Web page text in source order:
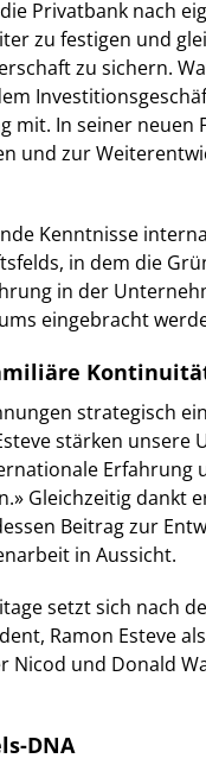
Privatbank nach
zu festigen und
zu sichern.
mit. In seiner neuen
und zur
Kenntnisse
in dem die
in der
eingebracht
strategisch
stärken unsere
Erfahrung
Gleichzeitig dankt
Beitrag zur
in Aussicht.
setzt sich nach
Ramon Esteve
Nicod und Donald
DNA